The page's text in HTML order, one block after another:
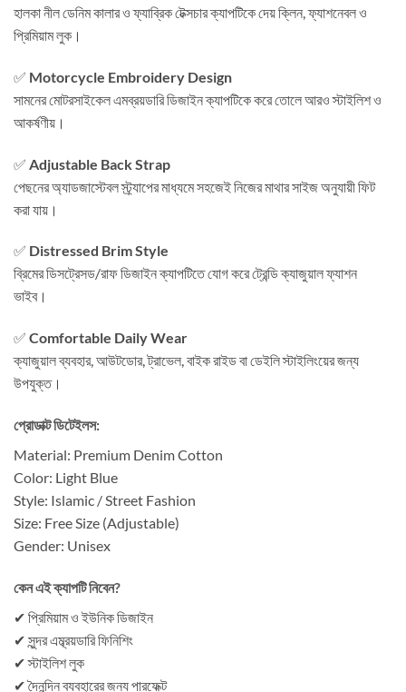
হালকা নীল ডেনিম কালার ও ফ্যাব্রিক টেক্সচার ক্যাপটিকে দেয় ক্লিন, ফ্যাশনেবল ও
প্রিমিয়াম লুক।
✅ Motorcycle Embroidery Design
সামনের মোটরসাইকেল এমব্রয়ডারি ডিজাইন ক্যাপটিকে করে তোলে আরও স্টাইলিশ ও
আকর্ষণীয়।
✅ Adjustable Back Strap
পেছনের অ্যাডজাস্টেবল স্ট্র্যাপের মাধ্যমে সহজেই নিজের মাথার সাইজ অনুযায়ী ফিট
করা যায়।
✅ Distressed Brim Style
ব্রিমের ডিসট্রেসড/রাফ ডিজাইন ক্যাপটিতে যোগ করে ট্রেন্ডি ক্যাজুয়াল ফ্যাশন
ভাইব।
✅ Comfortable Daily Wear
ক্যাজুয়াল ব্যবহার, আউটডোর, ট্রাভেল, বাইক রাইড বা ডেইলি স্টাইলিংয়ের জন্য
উপযুক্ত।
প্রোডাক্ট ডিটেইলস:
Material: Premium Denim Cotton
Color: Light Blue
Style: Islamic / Street Fashion
Size: Free Size (Adjustable)
Gender: Unisex
কেন এই ক্যাপটি নিবেন?
✔ প্রিমিয়াম ও ইউনিক ডিজাইন
✔ সুন্দর এম্ব্রয়ডারি ফিনিশিং
✔ স্টাইলিশ লুক
✔ দৈনন্দিন ব্যবহারের জন্য পারফেক্ট